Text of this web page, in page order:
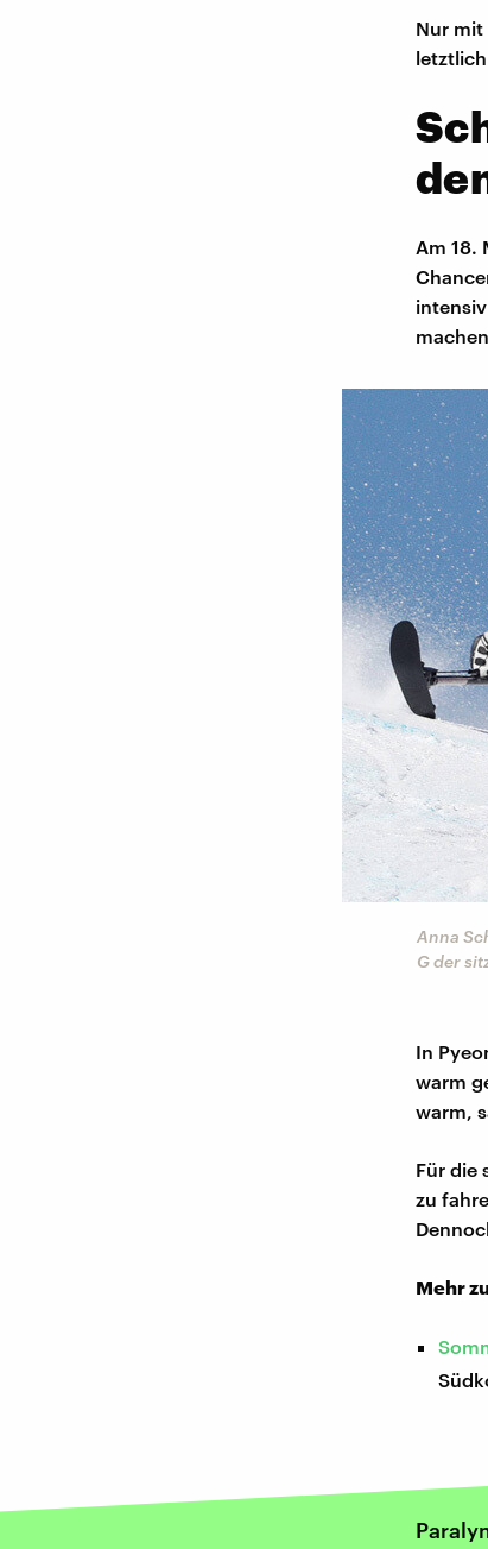
Nur mit
Am 18.
Anna
G der
In
warm
warm,
Für die
zu
Mehr